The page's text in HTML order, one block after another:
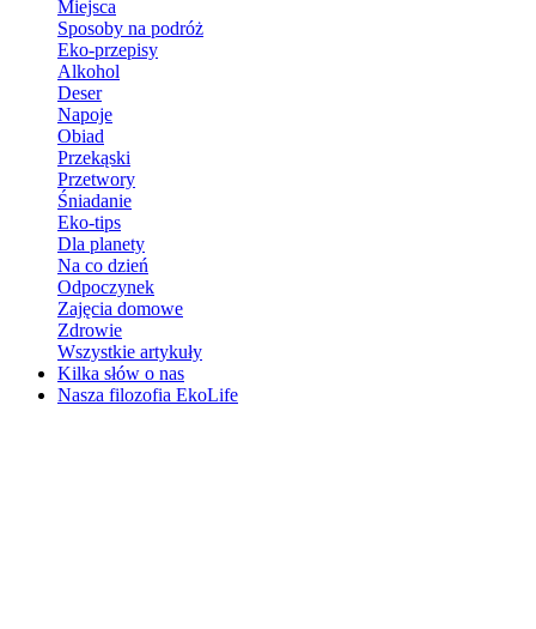
Miejsca
Sposoby na podróż
Eko-przepisy
Alkohol
Deser
Napoje
Obiad
Przekąski
Przetwory
Śniadanie
Eko-tips
Dla planety
Na co dzień
Odpoczynek
Zajęcia domowe
Zdrowie
Wszystkie artykuły
Kilka słów o nas
Nasza filozofia EkoLife